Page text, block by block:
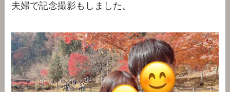
夫婦で記念撮影もしました。